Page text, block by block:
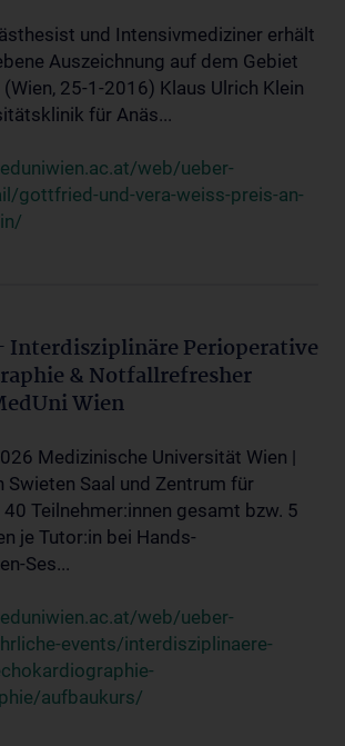
und Intensivmediziner erhält
Auszeichnung auf dem Gebiet
25-1-2016) Klaus Ulrich Klein
für Anäs...
web/ueber-
gottfried-und-vera-weiss-preis-an-
Interdisziplinäre Perioperative
& Notfallrefresher
Wien
Medizinische Universität Wien |
Swieten Saal und Zentrum für
Teilnehmer:innen gesamt bzw. 5
je Tutor:in bei Hands-
Ses...
web/ueber-
events/interdisziplinaere-
aufbaukurs/